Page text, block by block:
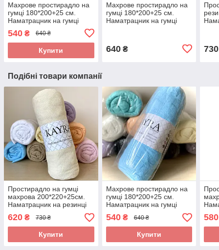
Махрове простирадло на
гумці 180*200+25 см.
Наматрацник на гумці
540 ₴ 640 ₴
Купити
Махрове простирадло на
гумці 180*200+25 см.
Наматрацник на гумці
640₴ 730
Подібні товари компанії
Простирадло на гумці
махрова 200*220+25см.
Наматрацник на резинці
Колір - Молочний
620 ₴ 730 ₴
Купити
Махрове простирадло на
гумці 180*200+25 см.
Наматрацник на гумці
Колір Блакитний
540₴ 640 ₴
Купити
580